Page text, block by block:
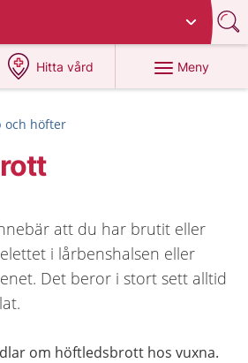
Hitta vård
på 1177.se
Meny
och höfter
att du har brutit eller
i lårbenshalsen eller
Det beror i stort sett alltid
om höftledsbrott hos vuxna.